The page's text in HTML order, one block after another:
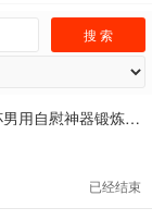
lovefactor御神子二代飞机杯男用自慰神器锻炼倒模膜成人用品名器
已经结束